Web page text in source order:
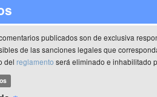
publicados son de exclusiva
de las sanciones legales que
del reglamento será eliminado e inhabilitado